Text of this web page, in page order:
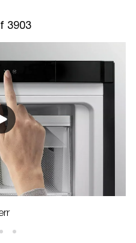
3903